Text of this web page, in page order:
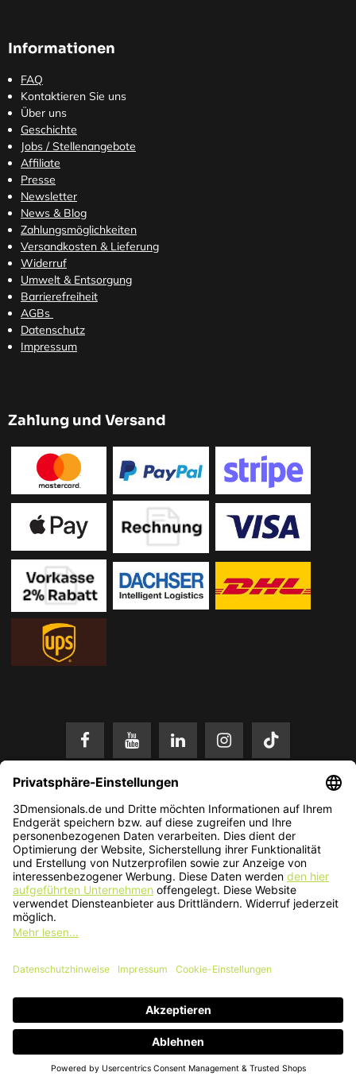
Informationen
FAQ
Kontaktieren Sie uns
Über uns
Geschichte
Jobs / Stellenangebote
Affiliate
Presse
Newsletter
News & Blog
Zahlungsmöglichkeiten
Versandkosten & Lieferung
Widerruf
Umwelt & Entsorgung
Barrierefreiheit
AGBs
Datenschutz
Impressum
Zahlung und Versand
* Alle Preise in EUR inkl. gesetzl. Mehrwertsteuer zzgl. Versandkosten.
Änderungen und Irrtümer vorbehalten. Nur solange der Vorrat reicht.
© 2026 3Dmensionals / PONTIALIS GmbH & Co. KG - All Rights Reserved.​
Kundenbewertung